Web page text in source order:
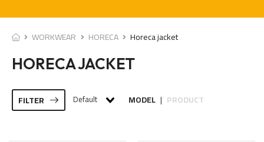
WORKWEAR HORECA Horeca jacket
HORECA JACKET
FILTER Default MODEL | PRODUCT